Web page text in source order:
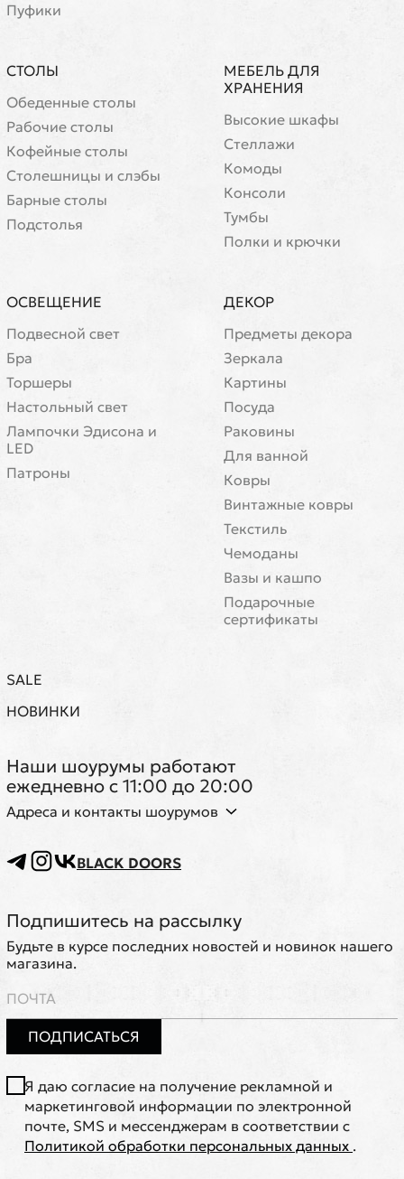
Пуфики
СТОЛЫ
Обеденные столы
Рабочие столы
Кофейные столы
Cтолешницы и слэбы
Барные столы
Подстолья
МЕБЕЛЬ ДЛЯ
ХРАНЕНИЯ
Высокие шкафы
Стеллажи
Комоды
Консоли
Тумбы
Полки и крючки
ОСВЕЩЕНИЕ
Подвесной свет
Бра
Торшеры
Настольный свет
Лампочки Эдисона и
LED
Патроны
ДЕКОР
Предметы декора
Зеркала
Картины
Посуда
Раковины
Для ванной
Ковры
Винтажные ковры
Текстиль
Чемоданы
Вазы и кашпо
Подарочные
сертификаты
SALE
НОВИНКИ
Наши шоурумы работают
ежедневно с 11:00 до 20:00
Адреса и контакты шоурумов
BLACK DOORS
Подпишитесь на рассылку
Будьте в курсе последних новостей и новинок нашего
магазина.
ПОДПИСАТЬСЯ
Я даю согласие на получение рекламной и
маркетинговой информации по электронной
почте, SMS и мессенджерам в соответствии с
Политикой обработки персональных данных .